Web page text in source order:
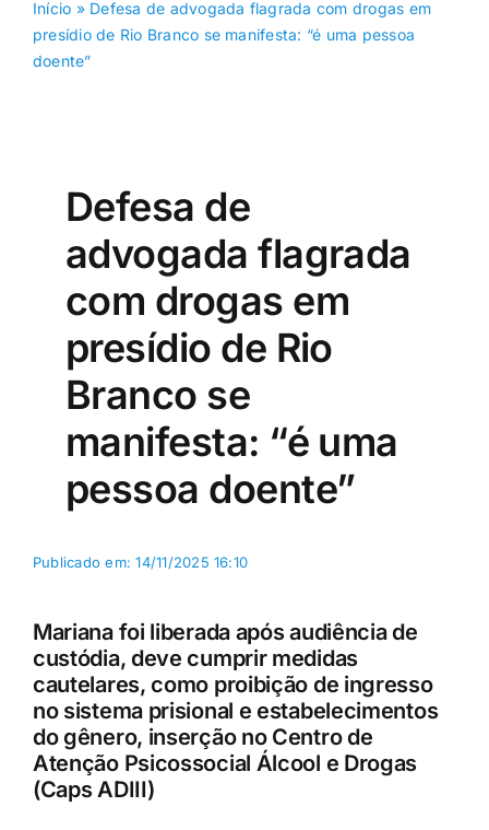
Início » Defesa de advogada flagrada com drogas em
presídio de Rio Branco se manifesta: “é uma pessoa
doente”
Defesa de
advogada flagrada
com drogas em
presídio de Rio
Branco se
manifesta: “é uma
pessoa doente”
Publicado em: 14/11/2025 16:10
Mariana foi liberada após audiência de
custódia, deve cumprir medidas
cautelares, como proibição de ingresso
no sistema prisional e estabelecimentos
do gênero, inserção no Centro de
Atenção Psicossocial Álcool e Drogas
(Caps ADIII)